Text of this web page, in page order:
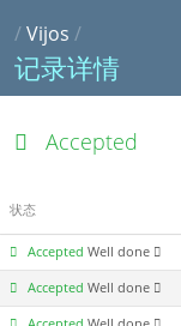
/Vijos /
记录详情
Accepted
状态
AcceptedWell done
AcceptedWell done